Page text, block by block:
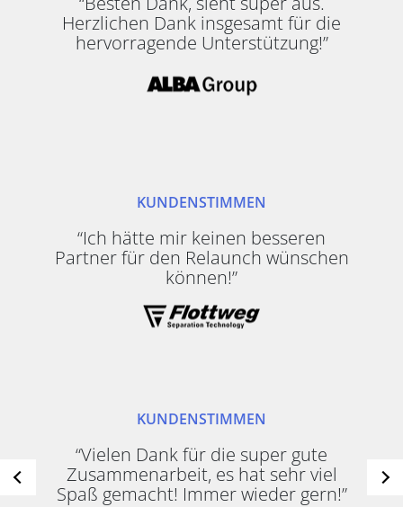
Herzlichen Dank insgesamt für die
hervorragende Unterstützung!”
KUNDENSTIMMEN
“Ich hätte mir keinen besseren
Partner für den Relaunch wünschen
können!”
KUNDENSTIMMEN
“Vielen Dank für die super gute
Zusammenarbeit, es hat sehr viel
Spaß gemacht! Immer wieder gern!”